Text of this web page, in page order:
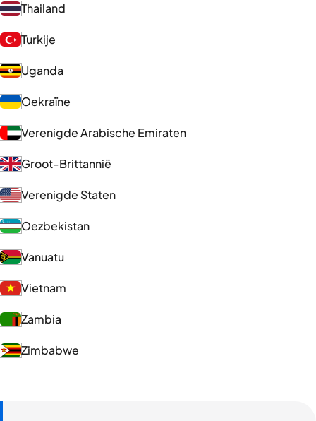
Thailand
Turkije
Uganda
Oekraïne
Verenigde Arabische Emiraten
Groot-Brittannië
Verenigde Staten
Oezbekistan
Vanuatu
Vietnam
Zambia
Zimbabwe